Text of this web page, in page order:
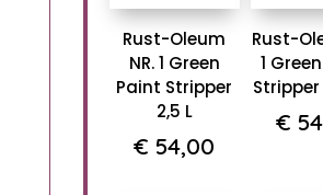
Rust-Oleum
NR. 1 Green
Paint Stripper
2,5 L
€ 54,00
Rust-
1
Stripper
€